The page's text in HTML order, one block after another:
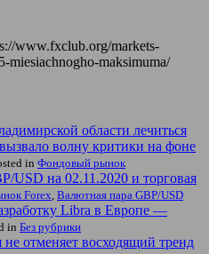
www.fxclub.org/markets-
miesiachnogho-maksimuma/
области лечиться
волну критики на фоне
in Фондовый рынок
USD на 02.11.2020 и торговая
Forex, Валютная пара GBP/USD
Libra в Европе —
in Без рубрики
отменяет восходящий тренд